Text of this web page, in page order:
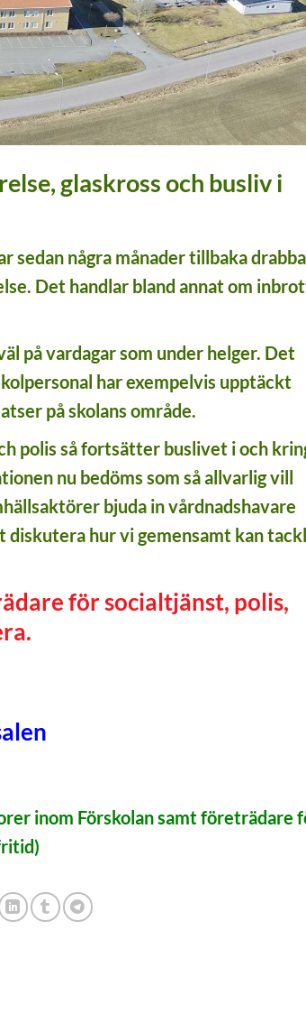
glaskross och busliv i
sedan några månader tillbaka
Det handlar bland annat om
på vardagar som under helger. Det
har exempelvis upptäckt
på skolans område.
polis så fortsätter buslivet i och
nu bedöms som så allvarlig vill
bjuda in vårdnadshavare
hur vi gemensamt kan
för socialtjänst, polis,
inom Förskolan samt företrädare